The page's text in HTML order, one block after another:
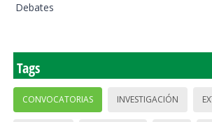
Debates
Tags
CONVOCATORIAS INVESTIGACIÓN